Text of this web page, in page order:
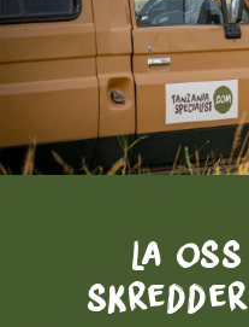
La